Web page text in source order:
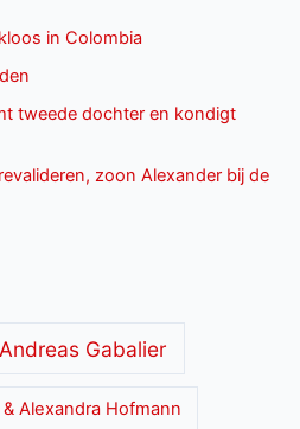
in Colombia
tweede dochter en kondigt
zoon Alexander bij de
Andreas Gabalier
Alexandra Hofmann